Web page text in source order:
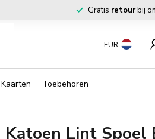
Gratis retourbij
EUR
Kaarten Toebehoren
Katoen Lint Spoel